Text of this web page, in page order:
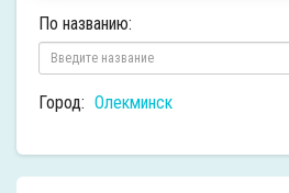
По названию:
Город: Олекминск